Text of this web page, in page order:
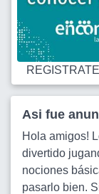
Asi fue
Hola amigos!
divertido
nociones
pasarlo bien.